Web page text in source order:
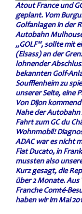
Atout France und
geplant. Vom
Golfanlagen in der
Autobahn
„GOLF“, sollte mit
(Elsass) an der
lohnender
bekanntenGolf-
Soufflenheim zu
unserer Seite, eine
Von Dijon
Nahe der Autobahn
Fahrt zum GC du
Wohnmobil!
ADAC war es nicht
Fiat Ducato, in
mussten also
Kurz gesagt, die
über 2 Monate.
Franche Comté-
haben wir im Mai